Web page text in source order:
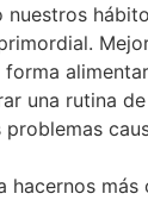
nuestros
una rutina
hacernos